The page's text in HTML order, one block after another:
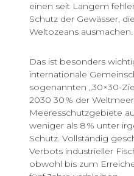
einen seit Langem
Schutz der Gewässer,
Weltozeans ausmachen.
Das ist besonders
internationale
sogenannten „30×30-
2030 30 % der
Meeresschutzgebiete
weniger als 8 % unter
Schutz. Vollständig
Verbots industrieller
obwohl bis zum